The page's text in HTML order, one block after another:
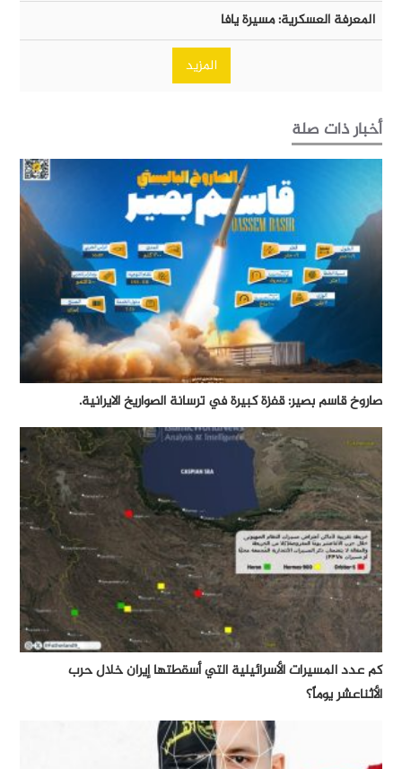
المعرفة العسكرية: مسيرة يافا
المزيد
أخبار ذات صلة
صاروخ قاسم بصير: قفزة كبيرة في ترسانة الصواريخ الايرانية.
كم عدد المسيرات الأسرائيلية التي أسقطتها إيران خلال حرب
الأثناعشر يوماً؟